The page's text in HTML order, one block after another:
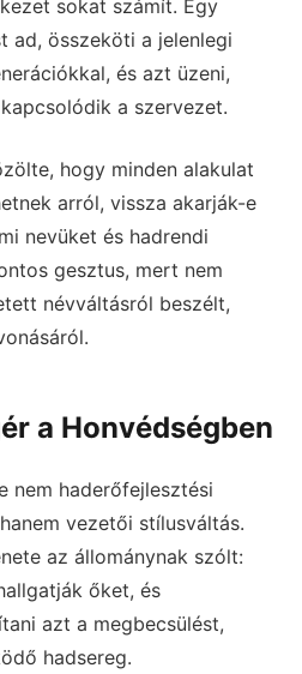
sokat számít. Egy
ad, összeköti a jelenlegi
és azt üzeni,
a szervezet.
hogy minden alakulat
arról, vissza akarják-e
nevüket és hadrendi
gesztus, mert nem
névváltásról beszélt,
a Honvédségben
nem haderőfejlesztési
vezetői stílusváltás.
az állománynak szólt:
őket, és
azt a megbecsülést,
hadsereg.